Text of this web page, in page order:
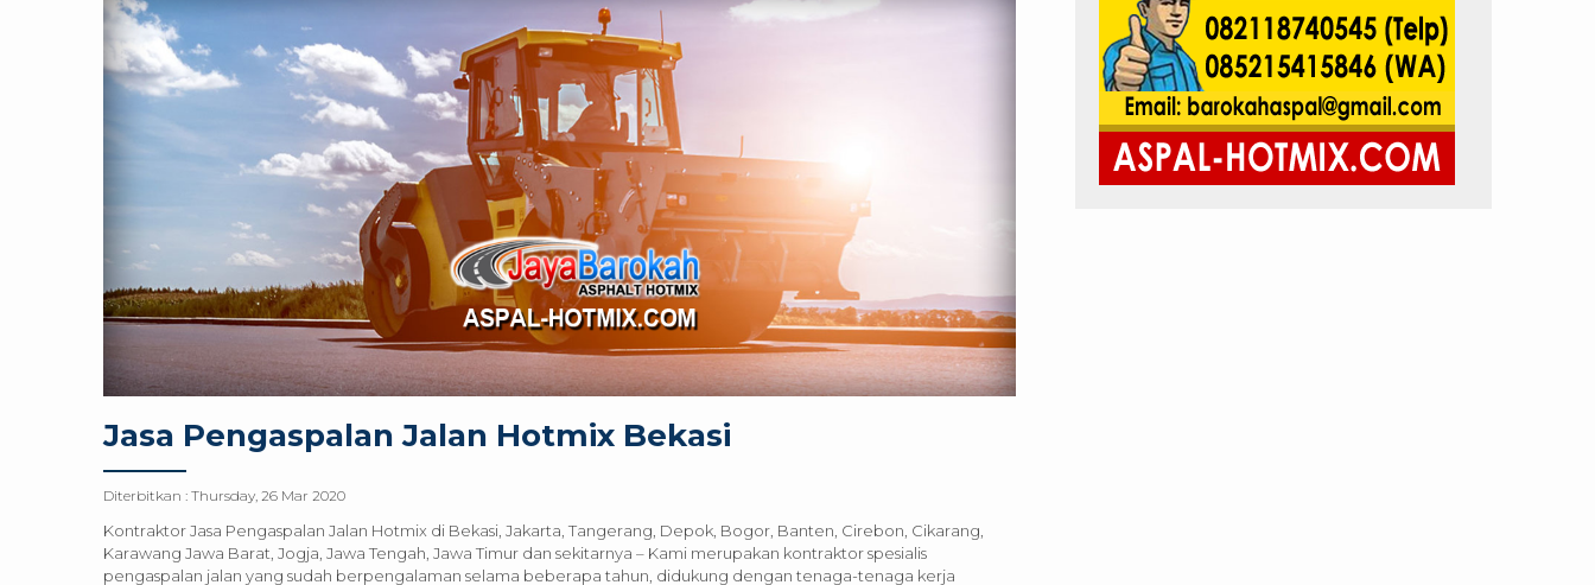
Jasa Pengaspalan Jalan Hotmix Bekasi
Diterbitkan : Thursday, 26 Mar 2020
Kontraktor Jasa Pengaspalan Jalan Hotmix di Bekasi, Jakarta, Tangerang, Depok, Bogor, Banten, Cirebon, Cikarang,
Karawang Jawa Barat, Jogja, Jawa Tengah, Jawa Timur dan sekitarnya – Kami merupakan kontraktor spesialis
pengaspalan jalan yang sudah berpengalaman selama beberapa tahun, didukung dengan tenaga-tenaga kerja